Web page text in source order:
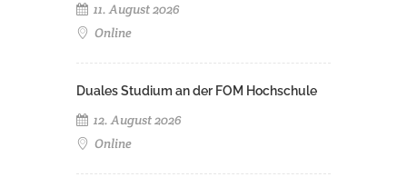
11. August 2026
Online
Duales Studium an der FOM Hochschule
12. August 2026
Online